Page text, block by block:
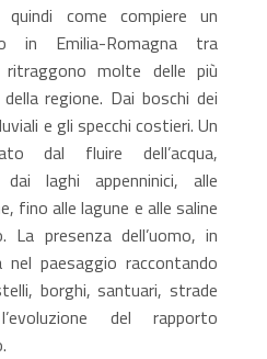
come compiere un
in Emilia-Romagna tra
molte delle più
regione. Dai boschi dei
e gli specchi costieri. Un
dal fluire dell’acqua,
laghi appenninici, alle
fino alle lagune e alle saline
La presenza dell’uomo, in
paesaggio raccontando
borghi, santuari, strade
del rapporto